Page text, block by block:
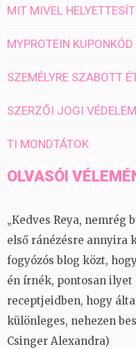
MIT MIVEL
MYPROTEIN KUPONKÓD
SZEMÉLYRE SZABOTT
SZERZŐI JOGI VÉDELEM
TI MONDTÁTOK
OLVASÓI
„Kedves Reya, nemrég
első ránézésre annyira
fogyózós blog közt,
én írnék, pontosan
receptjeidben, hogy
különleges, nehezen
Csinger Alexandra)